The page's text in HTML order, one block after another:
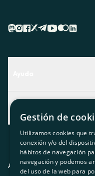
Descubre qué servicio
Contacto
Actualidad
El rincón de la socia
Prensa
Aviso legalPolítica de
Gestión de
Utilizamos cookies que
conexión y/o del
hábitos de navegación
navegación y podemos
del uso de la web para